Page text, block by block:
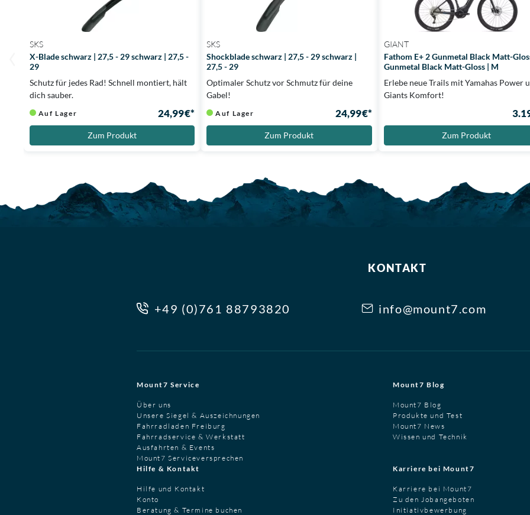
SKS
X-Blade schwarz | 27,5 - 29 schwarz | 27,5 -
29
Schutz für jedes Rad! Schnell montiert, hält
dich sauber.
Auf Lager 24,99 €*
Zum Produkt
SKS
Shockblade schwarz | 27,5 - 29 schwarz |
27,5 - 29
Optimaler Schutz vor Schmutz für deine
Gabel!
Auf Lager 24,99 €*
Zum Produkt
GIANT
Fathom E+ 2 Gunmetal Black Matt-
Gunmetal Black Matt-Gloss | M
Erlebe neue Trails mit Yamahas Power
Giants Komfort!
Zum Produkt
KONTAKT
+49 (0)761 88793820 info@mount7.com
Mount7 Service
Über uns
Unsere Siegel & Auszeichnungen
Fahrradladen Freiburg
Fahrradservice & Werkstatt
Ausfahrten & Events
Mount7 Serviceversprechen
Mount7 Blog
Mount7 Blog
Produkte und Test
Mount7 News
Wissen und Technik
Hilfe & Kontakt
Hilfe und Kontakt
Konto
Beratung & Termine buchen
Karriere bei Mount7
Karriere bei Mount7
Zu den Jobangeboten
Initiativbewerbung